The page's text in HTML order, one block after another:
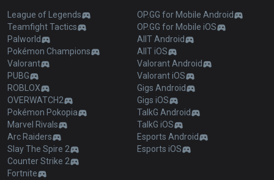
League of Legends
Teamfight Tactics
Palworld
Pokémon Champions
Valorant
PUBG
ROBLOX
OVERWATCH2
Pokémon Pokopia
Marvel Rivals
Arc Raiders
Slay The Spire 2
Counter Strike 2
Fortnite
OP.GG for Mobile Android
OP.GG for Mobile iOS
AllT Android
AllT iOS
Valorant Android
Valorant iOS
Gigs Android
Gigs iOS
TalkG Android
TalkG iOS
Esports Android
Esports iOS